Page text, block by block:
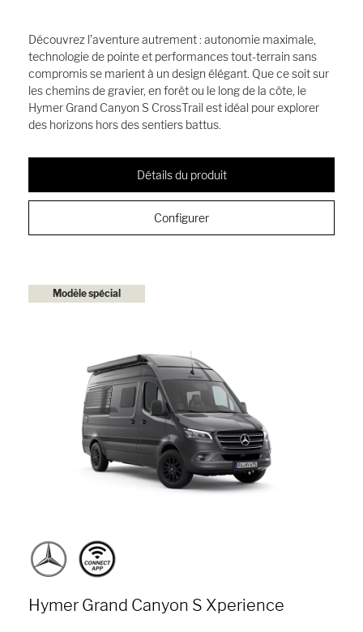
Découvrez l’aventure autrement : autonomie maximale,
technologie de pointe et performances tout-terrain sans
compromis se marient à un design élégant. Que ce soit sur
les chemins de gravier, en forêt ou le long de la côte, le
Hymer Grand Canyon S CrossTrail est idéal pour explorer
des horizons hors des sentiers battus.
Détails du produit
Configurer
Modèle spécial
Hymer Grand Canyon S Xperience